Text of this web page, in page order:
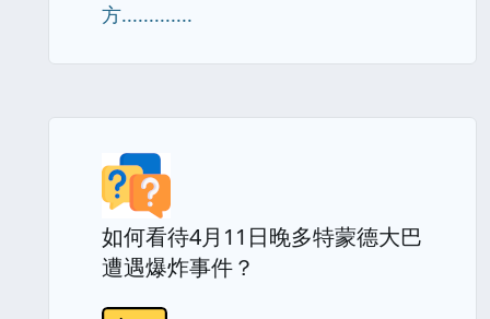
方.............
如何看待4月11日晚多特蒙德大巴
遭遇爆炸事件？